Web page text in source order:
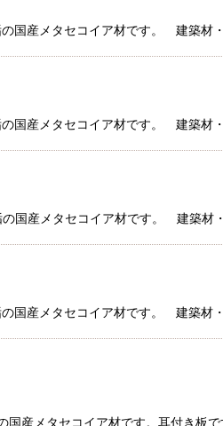
メタセコイア材です。 建築材・
メタセコイア材です。 建築材・
メタセコイア材です。 建築材・
メタセコイア材です。 建築材・
メタセコイア材です。耳付き板で